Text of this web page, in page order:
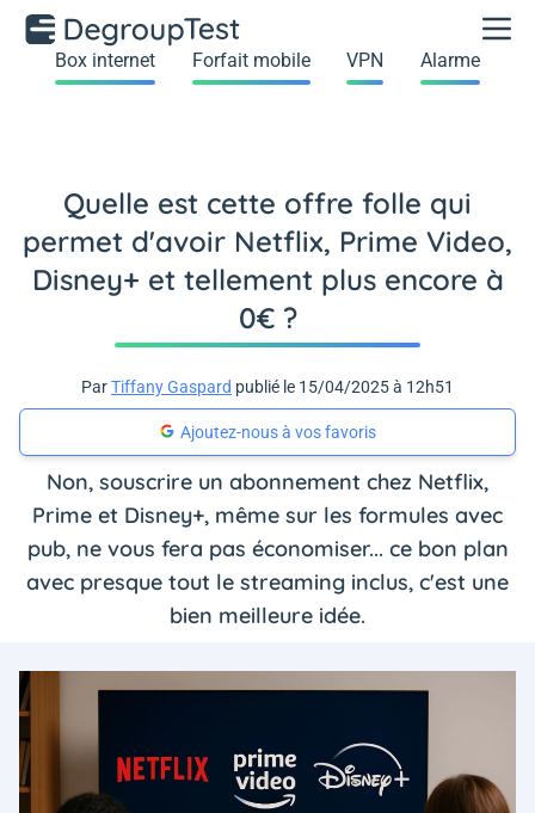
Box internet Forfait mobile VPN Alarme
Quelle est cette offre folle qui
permet d'avoir Netflix, Prime Video,
Disney+ et tellement plus encore à
0€ ?
ParTiffany Gaspard publié le 15/04/2025 à 12h51
Ajoutez-nous à vos favoris
Non, souscrire un abonnement chez Netflix,
Prime et Disney+, même sur les formules avec
pub, ne vous fera pas économiser... ce bon plan
avec presque tout le streaming inclus, c'est une
bien meilleure idée.